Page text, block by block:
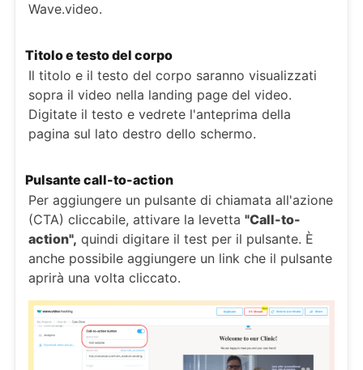
Wave.video.
Titolo e testo del corpo
Il titolo e il testo del corpo saranno visualizzati
sopra il video nella landing page del video.
Digitate il testo e vedrete l'anteprima della
pagina sul lato destro dello schermo.
Pulsante call-to-action
Per aggiungere un pulsante di chiamata all'azione
(CTA) cliccabile, attivare la levetta "Call-to-
action", quindi digitare il test per il pulsante. È
anche possibile aggiungere un link che il pulsante
aprirà una volta cliccato.